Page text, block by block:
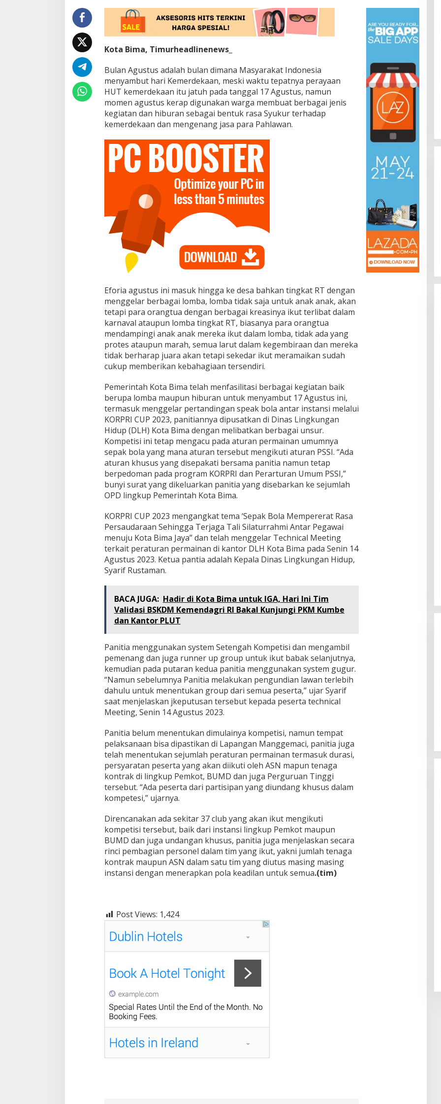
B
o
a
O
P
R
I
U
P
2
Kota Bima, Timurheadlinenews_
Bulan Agustus adalah bulan dimana Masyarakat Indonesia
menyambut hari Kemerdekaan, meski waktu tepatnya perayaan
HUT kemerdekaan itu jatuh pada tanggal 17 Agustus, namun
momen agustus kerap digunakan warga membuat berbagai jenis
kegiatan dan hiburan sebagai bentuk rasa Syukur terhadap
kemerdekaan dan mengenang jasa para Pahlawan.
Eforia agustus ini masuk hingga ke desa bahkan tingkat RT dengan
menggelar berbagai lomba, lomba tidak saja untuk anak anak, akan
tetapi para orangtua dengan berbagai kreasinya ikut terlibat dalam
karnaval ataupun lomba tingkat RT, biasanya para orangtua
mendampingi anak anak mereka ikut dalam lomba, tidak ada yang
protes ataupun marah, semua larut dalam kegembiraan dan mereka
tidak berharap juara akan tetapi sekedar ikut meramaikan sudah
cukup memberikan kebahagiaan tersendiri.
Pemerintah Kota Bima telah menfasilitasi berbagai kegiatan baik
berupa lomba maupun hiburan untuk menyambut 17 Agustus ini,
termasuk menggelar pertandingan speak bola antar instansi melalui
KORPRI CUP 2023, panitiannya dipusatkan di Dinas Lingkungan
Hidup (DLH) Kota Bima dengan melibatkan berbagai unsur.
Kompetisi ini tetap mengacu pada aturan permainan umumnya
sepak bola yang mana aturan tersebut mengikuti aturan PSSI. “Ada
aturan khusus yang disepakati bersama panitia namun tetap
berpedoman pada program KORPRI dan Perarturan Umum PSSI,”
bunyi surat yang dikeluarkan panitia yang disebarkan ke sejumlah
OPD lingkup Pemerintah Kota Bima.
KORPRI CUP 2023 mengangkat tema ‘Sepak Bola Mempererat Rasa
Persaudaraan Sehingga Terjaga Tali Silaturrahmi Antar Pegawai
menuju Kota Bima Jaya” dan telah menggelar Technical Meeting
terkait peraturan permainan di kantor DLH Kota Bima pada Senin 14
Agustus 2023. Ketua pantia adalah Kepala Dinas Lingkungan Hidup,
Syarif Rustaman.
BACA JUGA: Hadir di Kota Bima untuk IGA, Hari Ini Tim
Validasi BSKDM Kemendagri RI Bakal Kunjungi PKM Kumbe
dan Kantor PLUT
Panitia menggunakan system Setengah Kompetisi dan mengambil
pemenang dan juga runner up group untuk ikut babak selanjutnya,
kemudian pada putaran kedua panitia menggunakan system gugur.
“Namun sebelumnya Panitia melakukan pengundian lawan terlebih
dahulu untuk menentukan group dari semua peserta,” ujar Syarif
saat menjelaskan jkeputusan tersebut kepada peserta technical
Meeting, Senin 14 Agustus 2023.
Panitia belum menentukan dimulainya kompetisi, namun tempat
pelaksanaan bisa dipastikan di Lapangan Manggemaci, panitia juga
telah menentukan sejumlah peraturan permainan termasuk durasi,
persyaratan peserta yang akan diikuti oleh ASN mapun tenaga
kontrak di lingkup Pemkot, BUMD dan juga Perguruan Tinggi
tersebut. “Ada peserta dari partisipan yang diundang khusus dalam
kompetesi,” ujarnya.
Direncanakan ada sekitar 37 club yang akan ikut mengikuti
kompetisi tersebut, baik dari instansi lingkup Pemkot maupun
BUMD dan juga undangan khusus, panitia juga menjelaskan secara
rinci pembagian personel dalam tim yang ikut, yakni jumlah tenaga
kontrak maupun ASN dalam satu tim yang diutus masing masing
instansi dengan menerapkan pola keadilan untuk semua.(tim)
Post Views: 1,424
Dr. Syarif Ahmad M.Si : Banyak
Karya Inovasi Pendidikan di BRIDA
Layak Mendapat Atensi dan Perlu
Difasilitasi Pemerintah
November 13, 2025